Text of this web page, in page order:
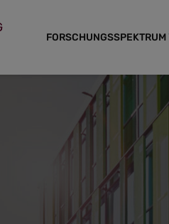
FORSCHUNGSSPEKTRUM